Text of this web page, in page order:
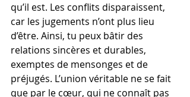
qu’il est. Les conflits disparaissent,
car les jugements n’ont plus lieu
d’être. Ainsi, tu peux bâtir des
relations sincères et durables,
exemptes de mensonges et de
préjugés. L’union véritable ne se fait
que par le cœur, qui ne connaît pas